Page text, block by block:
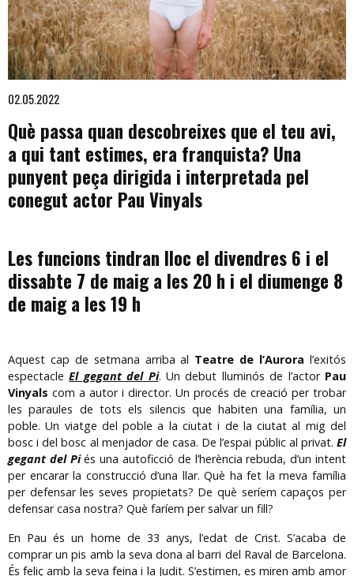
Diapositiva 1 de 1
02.05.2022
Què passa quan descobreixes que el teu avi,
a qui tant estimes, era franquista? Una
punyent peça dirigida i interpretada pel
conegut actor Pau Vinyals
Les funcions tindran lloc el divendres 6 i el
dissabte 7 de maig a les 20 h i el diumenge 8
de maig a les 19 h
Aquest cap de setmana arriba al Teatre de l’Aurora l’exitós
espectacleEl gegant del Pi. Un debut lluminós de l’actor Pau
Vinyals com a autor i director. Un procés de creació per trobar
les paraules de tots els silencis que habiten una família, un
poble. Un viatge del poble a la ciutat i de la ciutat al mig del
bosc i del bosc al menjador de casa. De l’espai públic al privat. El
gegant del Piés una autoficció de l’herència rebuda, d’un intent
per encarar la construcció d’una llar. Què ha fet la meva família
per defensar les seves propietats? De què seríem capaços per
defensar casa nostra? Què faríem per salvar un fill?
En Pau és un home de 33 anys, l’edat de Crist. S’acaba de
comprar un pis amb la seva dona al barri del Raval de Barcelona.
És feliç amb la seva feina i la Judit. S’estimen, es miren amb amor